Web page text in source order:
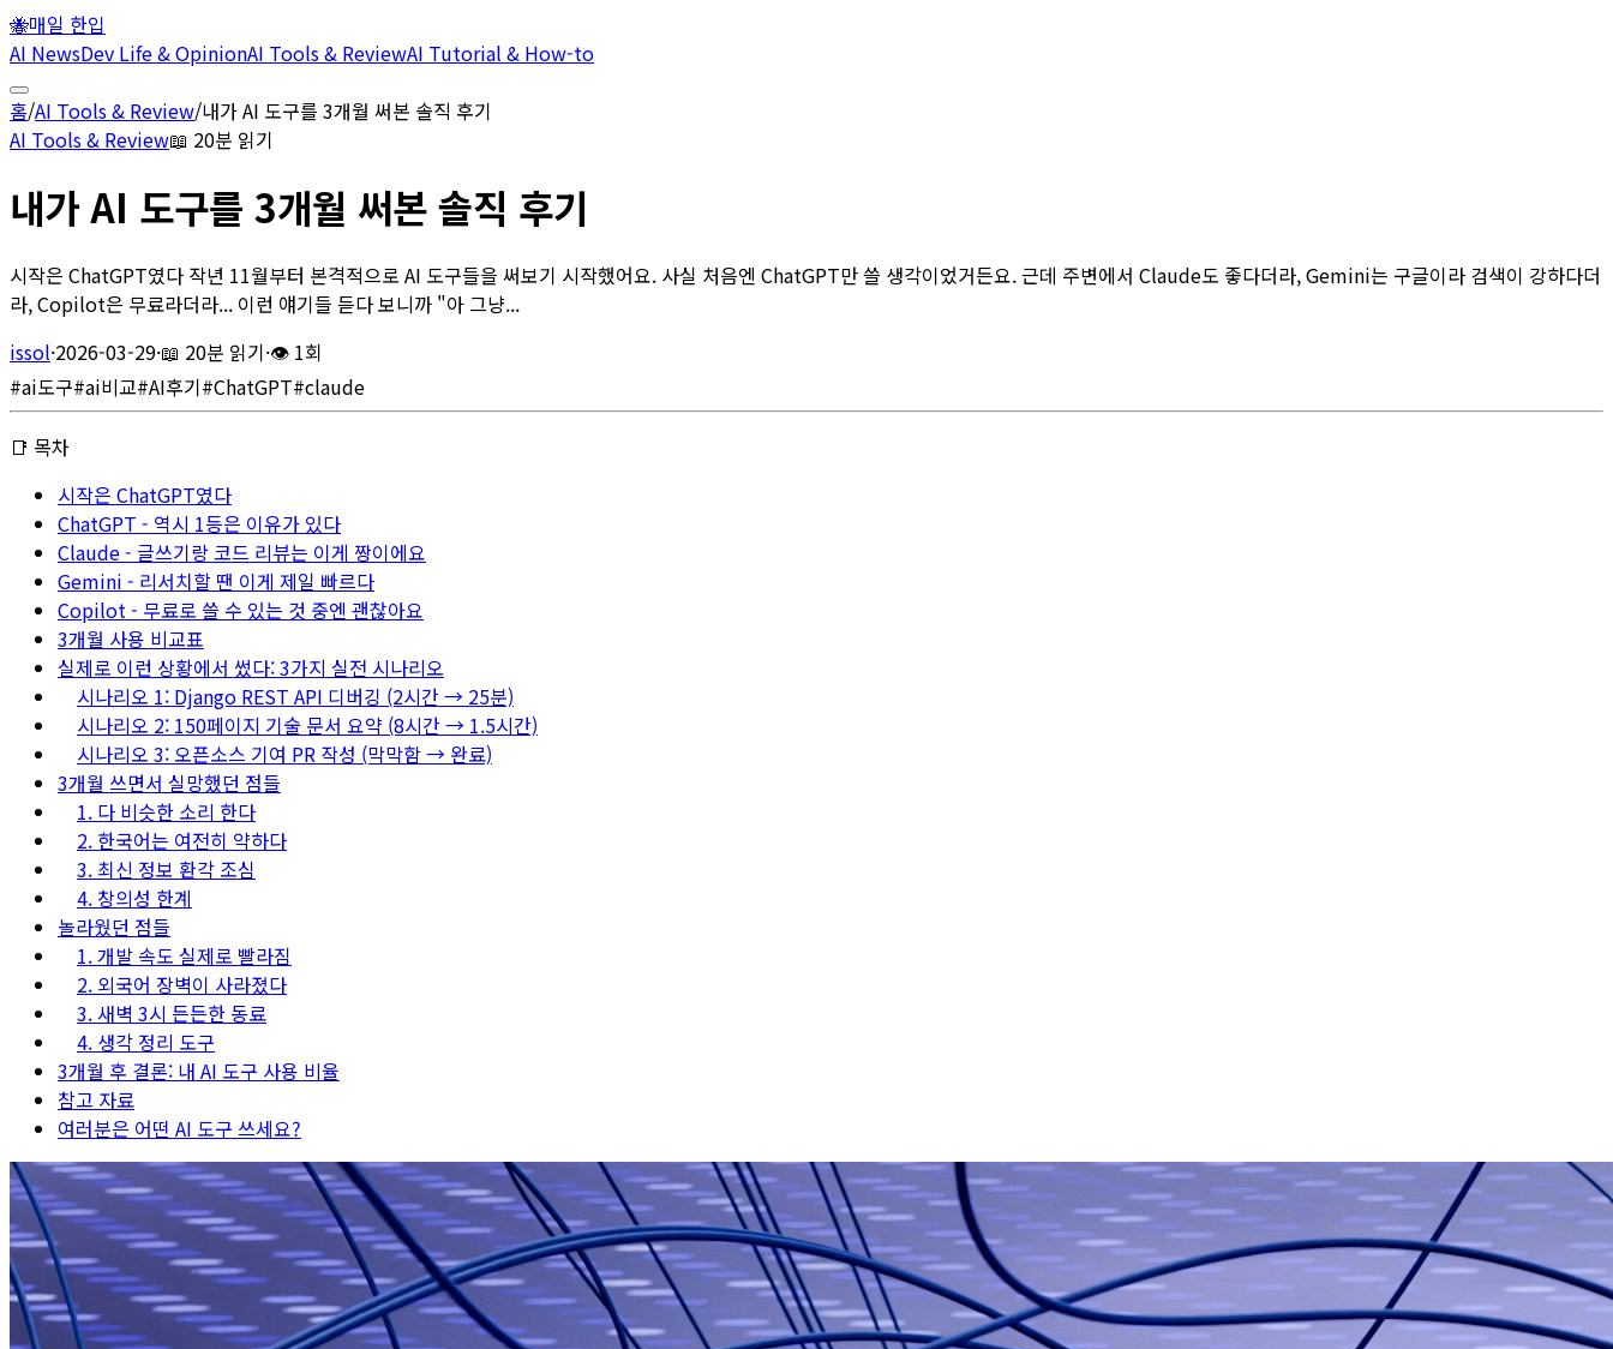
🐝매일 한입
AI NewsDev Life & OpinionAI Tools & ReviewAI Tutorial & How-to
홈/AI Tools & Review/내가 AI 도구를 3개월 써본 솔직 후기
AI Tools & Review📖 20분 읽기
내가 AI 도구를 3개월 써본 솔직 후기
시작은 ChatGPT였다 작년 11월부터 본격적으로 AI 도구들을 써보기 시작했어요. 사실 처음엔 ChatGPT만 쓸 생각이었거든요. 근데 주변에서 Claude도 좋다더라, Gemini는 구글이라 검색이 강하다더
라, Copilot은 무료라더라... 이런 얘기들 듣다 보니까 "아 그냥...
issol·2026-03-29·📖 20분 읽기·👁 1회
#ai도구#ai비교#AI후기#ChatGPT#claude
📑 목차
시작은 ChatGPT였다
ChatGPT - 역시 1등은 이유가 있다
Claude - 글쓰기랑 코드 리뷰는 이게 짱이에요
Gemini - 리서치할 땐 이게 제일 빠르다
Copilot - 무료로 쓸 수 있는 것 중엔 괜찮아요
3개월 사용 비교표
실제로 이런 상황에서 썼다: 3가지 실전 시나리오
시나리오 1: Django REST API 디버깅 (2시간 → 25분)
시나리오 2: 150페이지 기술 문서 요약 (8시간 → 1.5시간)
시나리오 3: 오픈소스 기여 PR 작성 (막막함 → 완료)
3개월 쓰면서 실망했던 점들
1. 다 비슷한 소리 한다
2. 한국어는 여전히 약하다
3. 최신 정보 환각 조심
4. 창의성 한계
놀라웠던 점들
1. 개발 속도 실제로 빨라짐
2. 외국어 장벽이 사라졌다
3. 새벽 3시 든든한 동료
4. 생각 정리 도구
3개월 후 결론: 내 AI 도구 사용 비율
참고 자료
여러분은 어떤 AI 도구 쓰세요?